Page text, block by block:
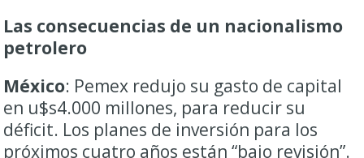
Las consecuencias de un nacionalismo
petrolero
México: Pemex redujo su gasto de capital
en u$s4.000 millones, para reducir su
déficit. Los planes de inversión para los
próximos cuatro años están “bajo revisión”.